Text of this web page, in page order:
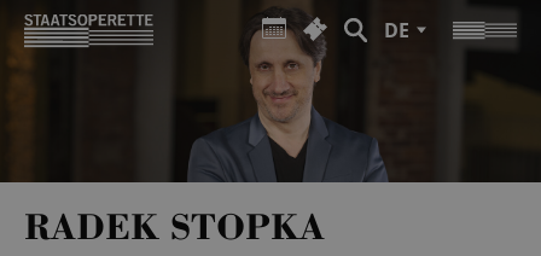
DE
RADEK STOPKA